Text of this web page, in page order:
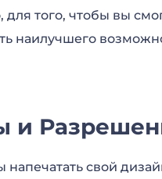
для того, чтобы вы
наилучшего
и
напечатать свой